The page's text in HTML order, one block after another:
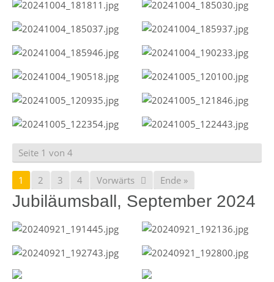
Seite 1 von 4
1 2 3 4 Vorwärts Ende »
Jubiläumsball, September 2024